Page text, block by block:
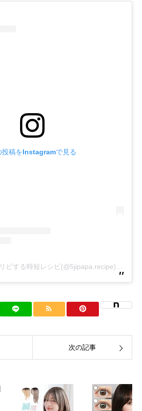
投稿をInstagramで見る
次の記事